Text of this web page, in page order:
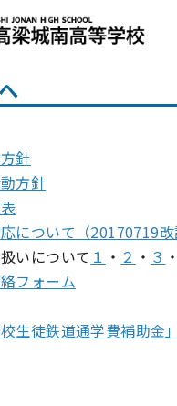
針
方針
について（20170719改
いについて １ ・ ２ ・ ３ ・
フォーム
校生徒鉄道通学費補助金